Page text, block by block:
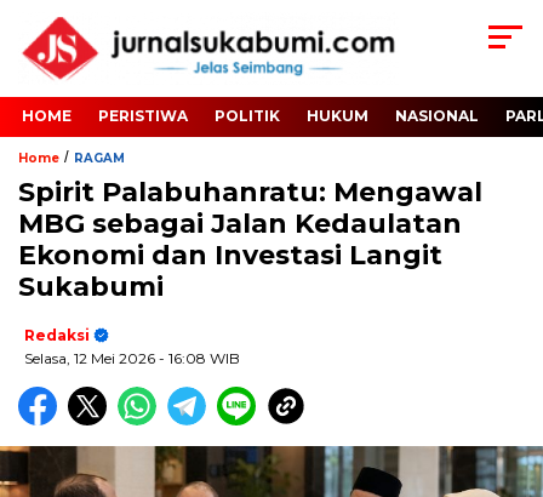
HOME PERISTIWA POLITIK HUKUM NASIONAL
Home / RAGAM
Spirit Palabuhanratu: Mengawal
MBG sebagai Jalan Kedaulatan
Ekonomi dan Investasi Langit
Sukabumi
Redaksi
Selasa, 12 Mei 2026 - 16:08 WIB